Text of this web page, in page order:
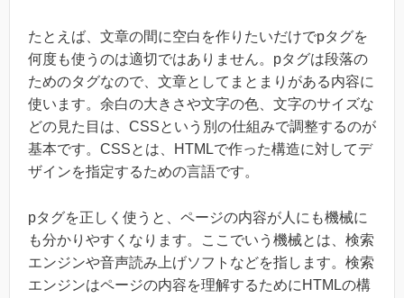
たとえば、文章の間に空白を作りたいだけでpタグを
何度も使うのは適切ではありません。pタグは段落の
ためのタグなので、文章としてまとまりがある内容に
使います。余白の大きさや文字の色、文字のサイズな
どの見た目は、CSSという別の仕組みで調整するのが
基本です。CSSとは、HTMLで作った構造に対してデ
ザインを指定するための言語です。
pタグを正しく使うと、ページの内容が人にも機械に
も分かりやすくなります。ここでいう機械とは、検索
エンジンや音声読み上げソフトなどを指します。検索
エンジンはページの内容を理解するためにHTMLの構